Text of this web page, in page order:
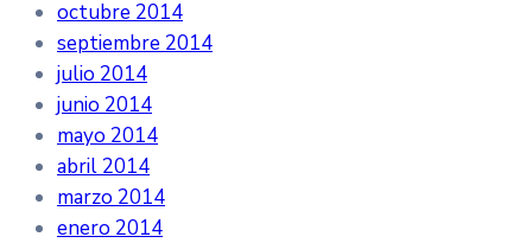
octubre 2014
septiembre 2014
julio 2014
junio 2014
mayo 2014
abril 2014
marzo 2014
enero 2014